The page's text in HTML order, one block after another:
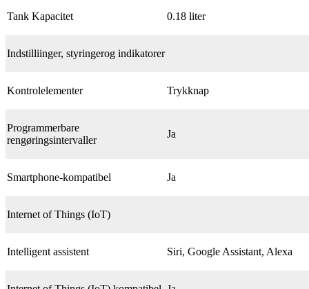
Tank Kapacitet 0.18 liter
Indstilliinger, styringerog indikatorer
Kontrolelementer Trykknap
Programmerbare
rengøringsintervaller
Ja
Smartphone-kompatibel Ja
Internet of Things (IoT)
Intelligent assistent Siri, Google Assistant, Alexa